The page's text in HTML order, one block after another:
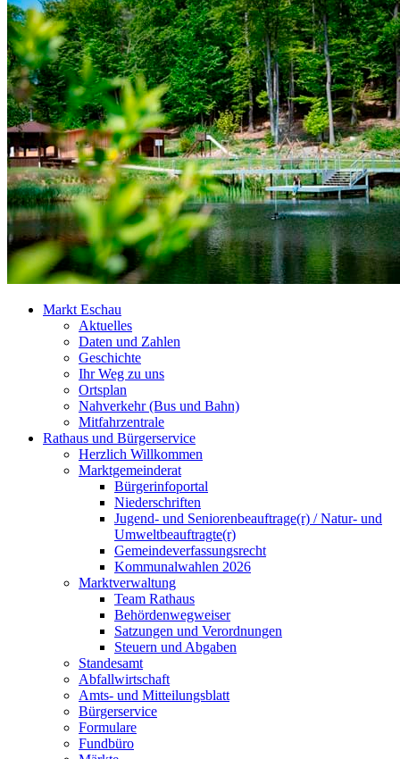
Markt Eschau
Aktuelles
Daten und Zahlen
Geschichte
Ihr Weg zu uns
Ortsplan
Nahverkehr (Bus und Bahn)
Mitfahrzentrale
Rathaus und Bürgerservice
Herzlich Willkommen
Marktgemeinderat
Bürgerinfoportal
Niederschriften
Jugend- und Seniorenbeauftrage(r) / Natur- und
Umweltbeauftragte(r)
Gemeindeverfassungsrecht
Kommunalwahlen 2026
Marktverwaltung
Team Rathaus
Behördenwegweiser
Satzungen und Verordnungen
Steuern und Abgaben
Standesamt
Abfallwirtschaft
Amts- und Mitteilungsblatt
Bürgerservice
Formulare
Fundbüro